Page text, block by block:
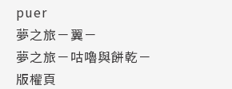
puer
夢之旅－翼－
夢之旅－咕嚕與餅乾－
版權頁